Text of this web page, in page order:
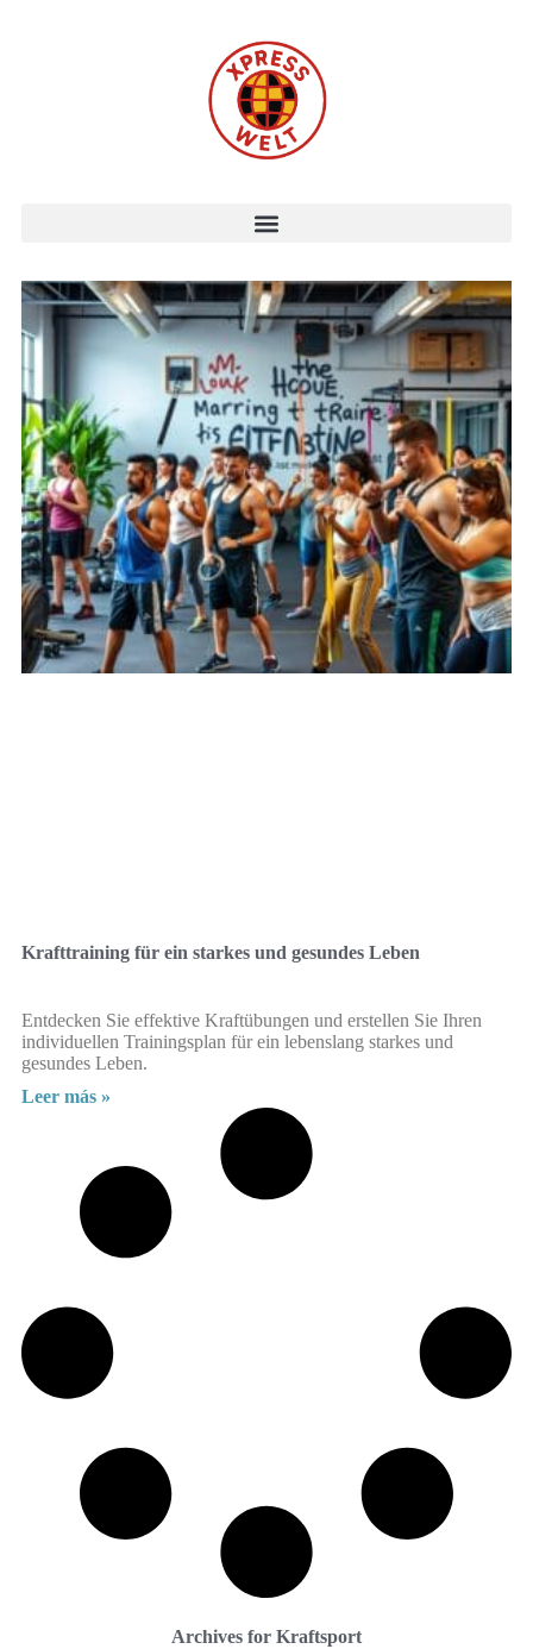
Krafttraining für ein starkes und gesundes Leben
Entdecken Sie effektive Kraftübungen und erstellen Sie Ihren
individuellen Trainingsplan für ein lebenslang starkes und
gesundes Leben.
Leer más »
Archives for Kraftsport